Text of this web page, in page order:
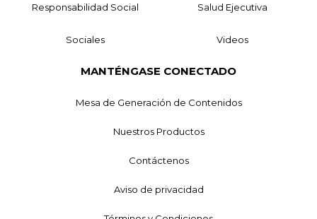
Responsabilidad Social Salud Ejecutiva
Sociales Videos
MANTÉNGASE CONECTADO
Mesa de Generación de Contenidos
Nuestros Productos
Contáctenos
Aviso de privacidad